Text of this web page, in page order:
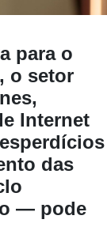
para o
o setor
Internet
das
— pode